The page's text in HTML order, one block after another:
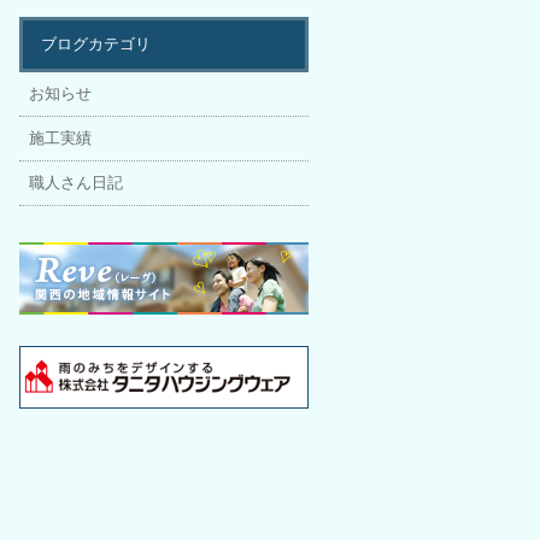
ブログカテゴリ
お知らせ
施工実績
職人さん日記